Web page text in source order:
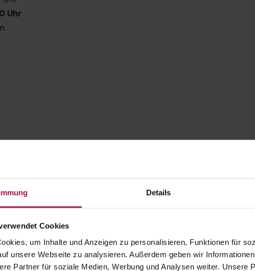
Details
Cookies
um Inhalte und Anzeigen zu personalisieren, Funktionen für
unsere Webseite zu analysieren. Außerdem geben wir
Partner für soziale Medien, Werbung und Analysen weiter. Unsere
Uhr
Über uns
Karriere